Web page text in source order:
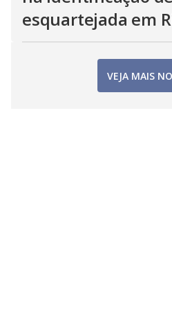
esquartejada em
VEJA MAIS